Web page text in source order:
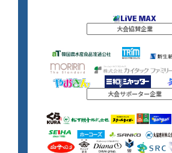
大会協賛企業
大会サポーター企業